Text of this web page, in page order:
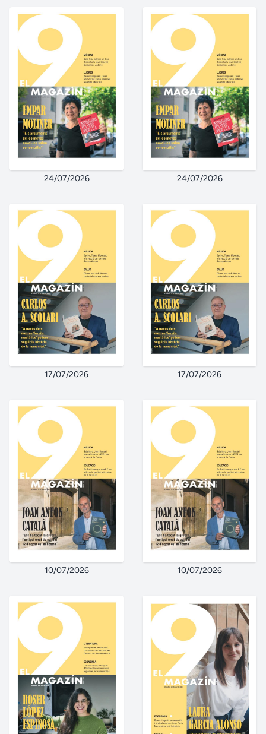
24/07/2026 24/07/2026
17/07/2026 17/07/2026
10/07/2026 10/07/2026